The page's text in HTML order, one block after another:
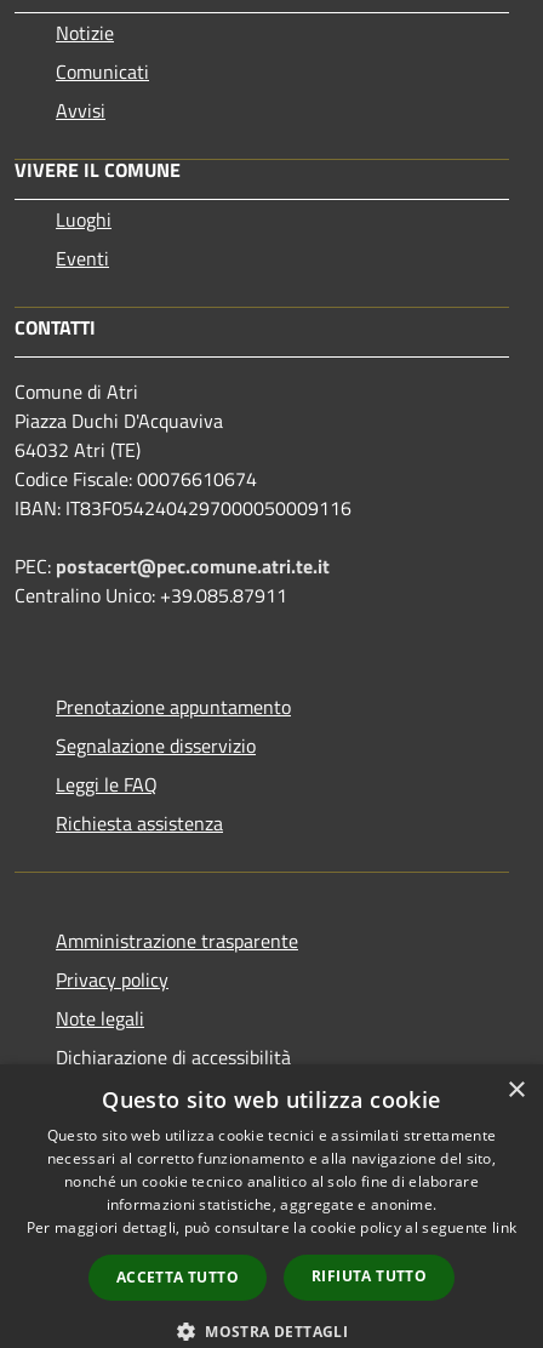
Notizie
Comunicati
Avvisi
VIVERE IL COMUNE
Luoghi
Eventi
CONTATTI
Comune di Atri
Piazza Duchi D'Acquaviva
64032 Atri (TE)
Codice Fiscale: 00076610674
IBAN: IT83F0542404297000050009116
PEC: postacert@pec.comune.atri.te.it
Centralino Unico: +39.085.87911
Prenotazione appuntamento
Segnalazione disservizio
Leggi le FAQ
Richiesta assistenza
Amministrazione trasparente
Privacy policy
Note legali
Dichiarazione di accessibilità
Accessibilità
Privacy
Mappa del sito
Copyright © 2026 • Comune di
Atri • Powered by
Municipium•Accesso
redazione
×
Questo sito web utilizza cookie
Questo sito web utilizza cookie tecnici e assimilati strettamente
necessari al corretto funzionamento e alla navigazione del sito,
nonché un cookie tecnico analitico al solo fine di elaborare
informazioni statistiche, aggregate e anonime.
Per maggiori dettagli, può consultare la cookie policy al seguente link
ACCETTA TUTTO RIFIUTA TUTTO
MOSTRA DETTAGLI